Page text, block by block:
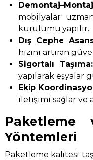
mobilyalar
kurulumu yapılır.
Dış Cephe
hızını artıran
Sigortalı Taşıma:
yapılarak eşyalar
Ekip
iletişimi sağlar ve
Paketleme
Yöntemleri
Paketleme kalitesi